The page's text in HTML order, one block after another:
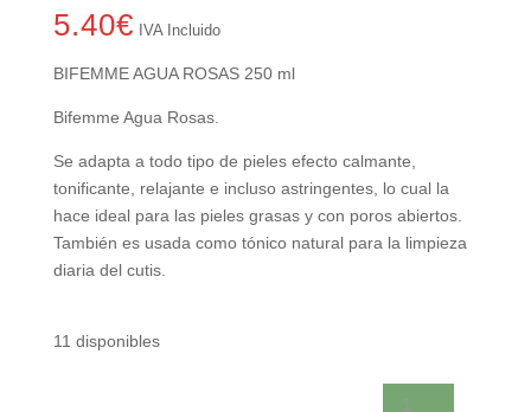
5.40€ IVA Incluido
BIFEMME AGUA ROSAS 250 ml
Bifemme Agua Rosas.
Se adapta a todo tipo de pieles efecto calmante,
tonificante, relajante e incluso astringentes, lo cual la
hace ideal para las pieles grasas y con poros abiertos.
También es usada como tónico natural para la limpieza
diaria del cutis.
11 disponibles